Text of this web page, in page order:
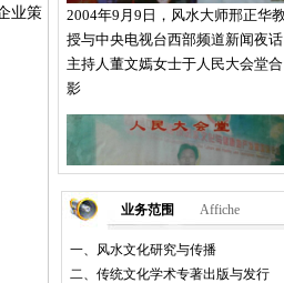
业策
授与中央电视台西部频道新闻夜话
主持人董文嫣女士于人民大会堂合
影
2004年9月9日，在人民大会堂召开
的首届“建设风水文化与健康地产
业务范围 Affiche
一、风水文化研究与传播
二、传统文化学术专著出版与发行